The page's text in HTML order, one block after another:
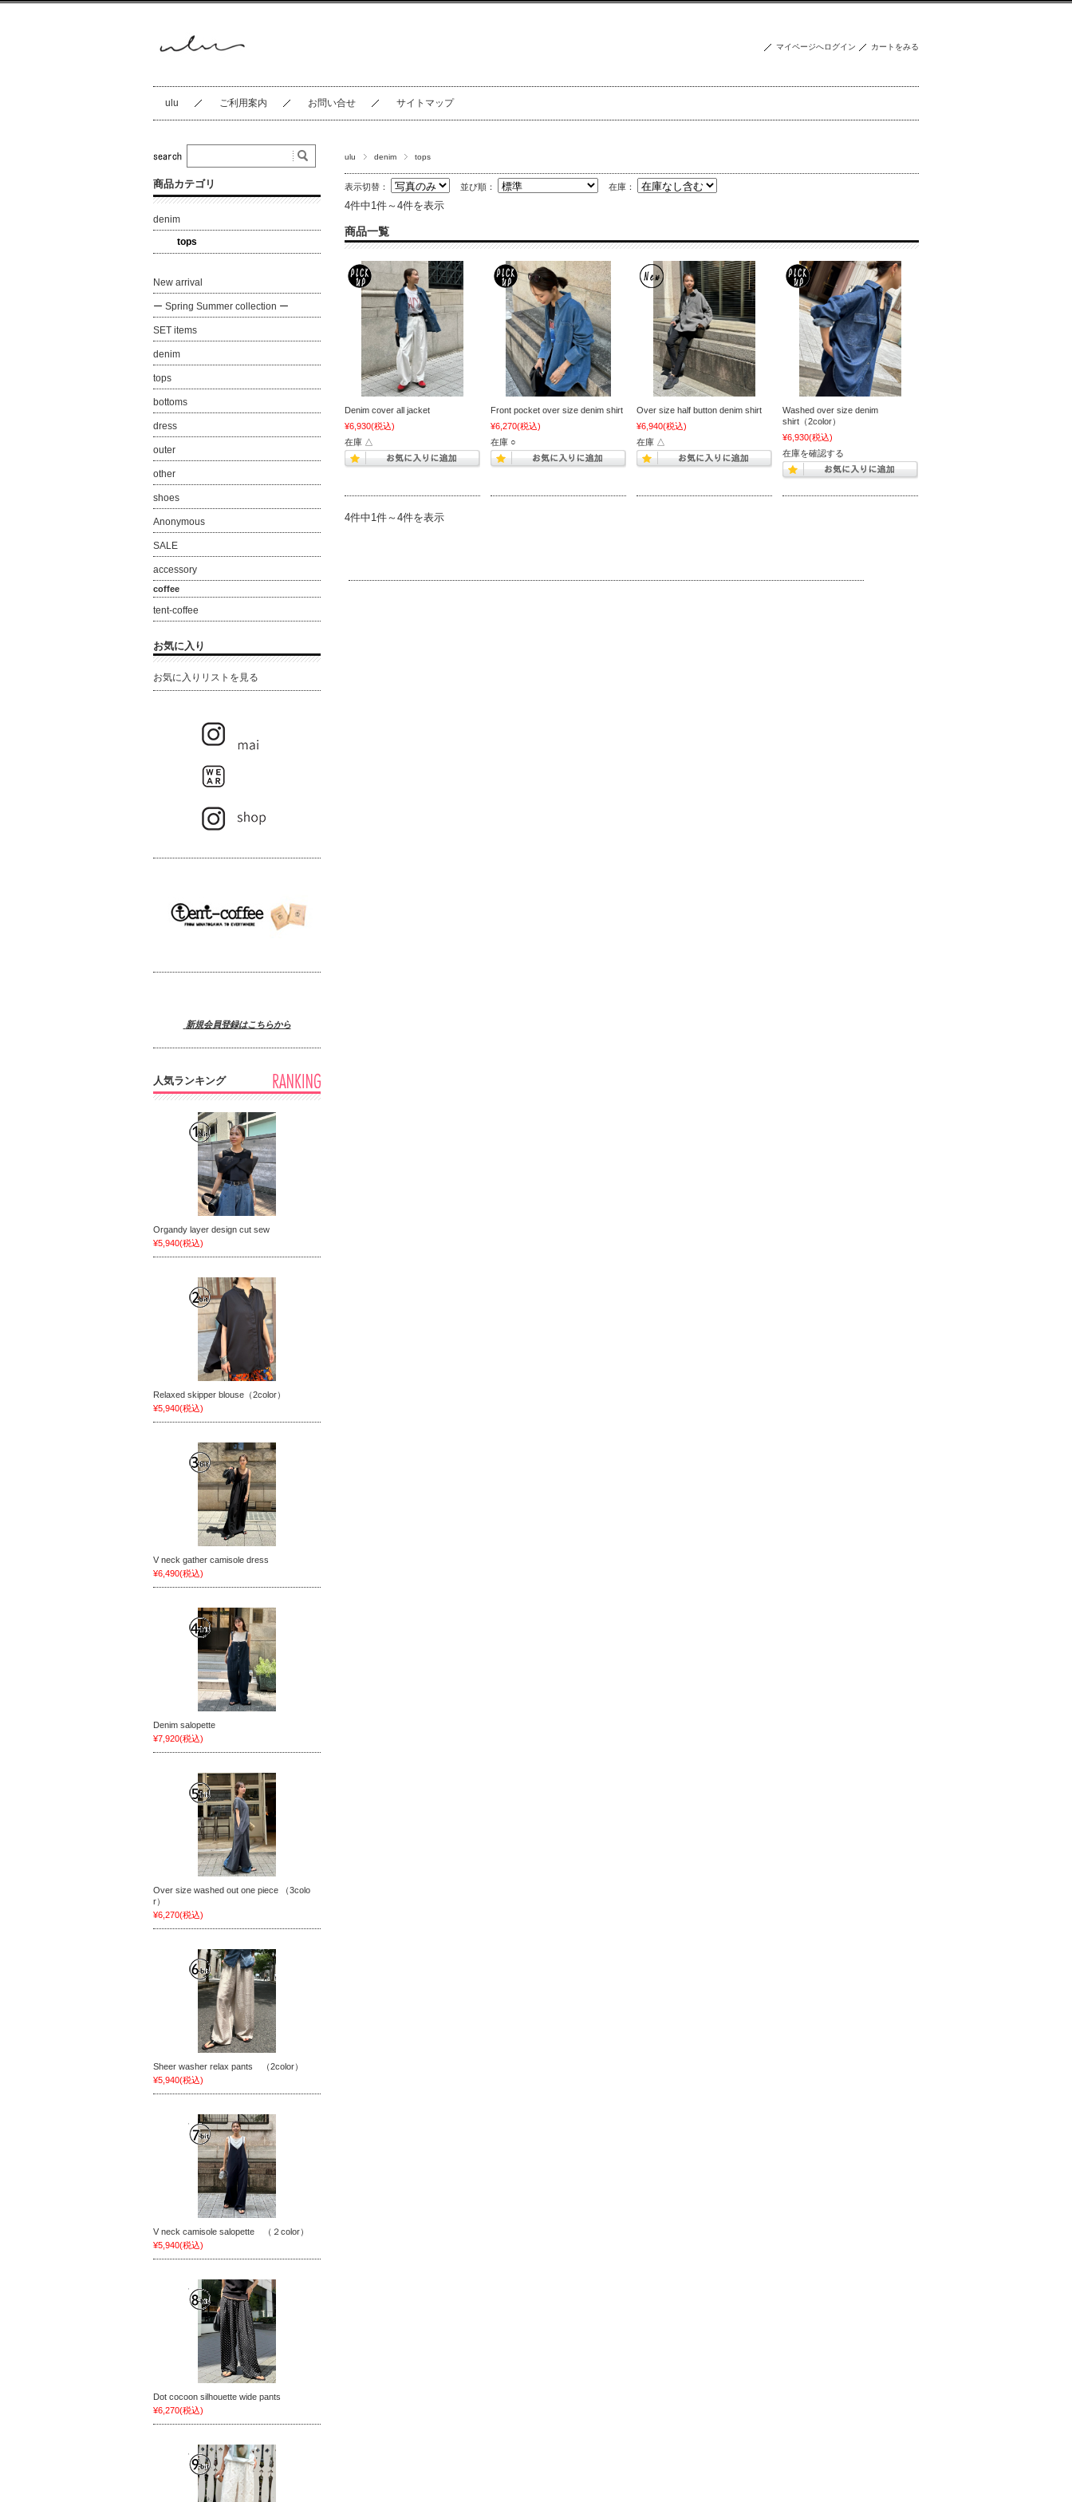
マイページへログイン カートをみる
ulu ご利用案内 お問い合せ サイトマップ
ulu denim tops
表示切替： 並び順： 在庫：
4件中1件～4件を表示
商品一覧
Denim cover all jacket
¥6,930(税込)
在庫 △
Front pocket over size denim shirt
¥6,270(税込)
在庫 ○
Over size half button denim shirt
¥6,940(税込)
在庫 △
Washed over size denim
shirt（2color）
¥6,930(税込)
在庫を確認する
4件中1件～4件を表示
商品カテゴリ
denim
tops
New arrival
ー Spring Summer collection ー
SET items
denim
tops
bottoms
dress
outer
other
shoes
Anonymous
SALE
accessory
coffee
tent-coffee
お気に入り
お気に入りリストを見る
新規会員登録はこちらから
人気ランキング
Organdy layer design cut sew
¥5,940(税込)
Relaxed skipper blouse（2color）
¥5,940(税込)
V neck gather camisole dress
¥6,490(税込)
Denim salopette
¥7,920(税込)
Over size washed out one piece （3colo
r）
¥6,270(税込)
Sheer washer relax pants （2color）
¥5,940(税込)
V neck camisole salopette （２color）
¥5,940(税込)
Dot cocoon silhouette wide pants
¥6,270(税込)